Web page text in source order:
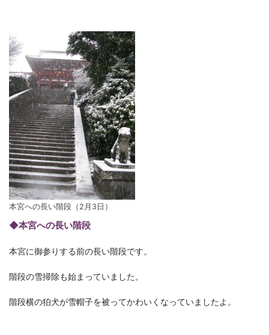
本宮への長い階段（2月3日）
◆本宮への長い階段
本宮に御参りする前の長い階段です。
階段の雪掃除も始まっていました。
階段横の狛犬が雪帽子を被ってかわいくなっていましたよ。